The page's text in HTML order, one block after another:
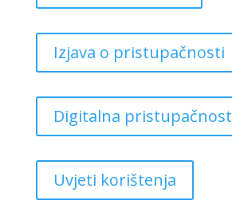
Izjava o pristupačnosti
Digitalna pristupačnost
Uvjeti korištenja